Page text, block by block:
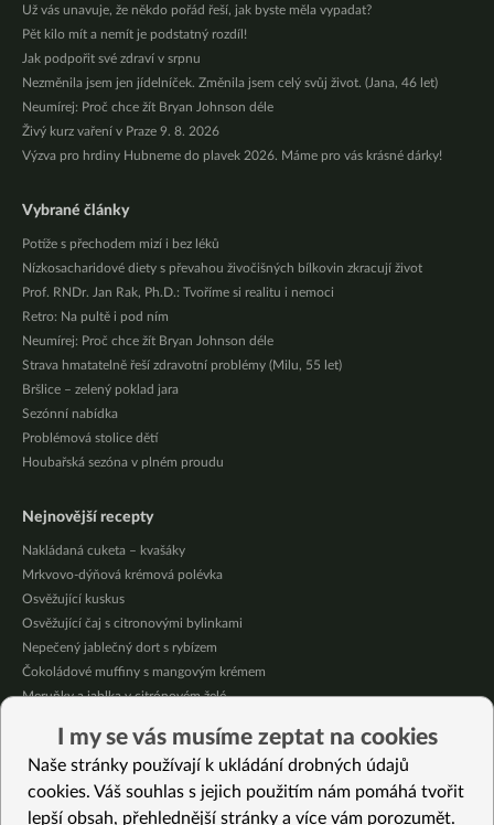
Už vás unavuje, že někdo pořád řeší, jak byste měla vypadat?
Pět kilo mít a nemít je podstatný rozdíl!
Jak podpořit své zdraví v srpnu
Nezměnila jsem jen jídelníček. Změnila jsem celý svůj život. (Jana, 46 let)
Neumírej: Proč chce žít Bryan Johnson déle
Živý kurz vaření v Praze 9. 8. 2026
Výzva pro hrdiny Hubneme do plavek 2026. Máme pro vás krásné dárky!
Vybrané články
Potíže s přechodem mizí i bez léků
Nízkosacharidové diety s převahou živočišných bílkovin zkracují život
Prof. RNDr. Jan Rak, Ph.D.: Tvoříme si realitu i nemoci
Retro: Na pultě i pod ním
Neumírej: Proč chce žít Bryan Johnson déle
Strava hmatatelně řeší zdravotní problémy (Milu, 55 let)
Bršlice – zelený poklad jara
Sezónní nabídka
Problémová stolice dětí
Houbařská sezóna v plném proudu
Nejnovější recepty
Nakládaná cuketa – kvašáky
Mrkvovo-dýňová krémová polévka
Osvěžující kuskus
Osvěžující čaj s citronovými bylinkami
Nepečený jablečný dort s rybízem
Čokoládové muffiny s mangovým krémem
Meruňky a jablka v citrónovém želé
Celozrnná rýže basmati se zeleninou
Citrónové muffiny s borůvkovým krémem
I my se vás musíme zeptat na cookies
Naše stránky používají k ukládání drobných údajů
cookies. Váš souhlas s jejich použitím nám pomáhá tvořit
lepší obsah, přehlednější stránky a více vám porozumět.